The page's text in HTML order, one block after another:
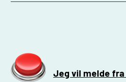
Jeg vil melde